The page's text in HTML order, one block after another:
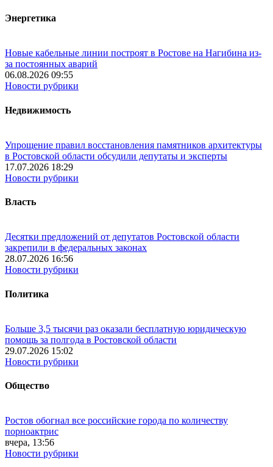
Энергетика
Новые кабельные линии построят в Ростове на Нагибина из-
за постоянных аварий
06.08.2026 09:55
Новости рубрики
Недвижимость
Упрощение правил восстановления памятников архитектуры
в Ростовской области обсудили депутаты и эксперты
17.07.2026 18:29
Новости рубрики
Власть
Десятки предложений от депутатов Ростовской области
закрепили в федеральных законах
28.07.2026 16:56
Новости рубрики
Политика
Больше 3,5 тысячи раз оказали бесплатную юридическую
помощь за полгода в Ростовской области
29.07.2026 15:02
Новости рубрики
Общество
Ростов обогнал все российские города по количеству
порноактрис
вчера, 13:56
Новости рубрики